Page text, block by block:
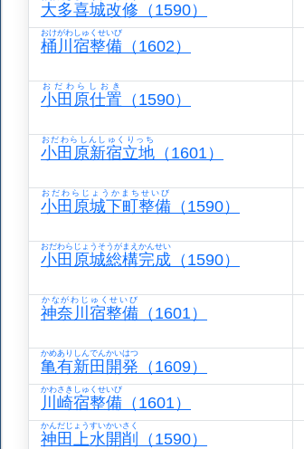
大多喜城改修 （1590）
桶川宿整備
おけがわしゅくせいび
（1602）
小田原仕置
おだわらしおき
（1590）
小田原新宿立地
おだわらしんしゅくりっち
（1601）
小田原城下町整備
おだわらじょうかまちせいび
（1590）
小田原城総構完成
おだわらじょうそうがまえかんせい
（1590）
神奈川宿整備
かながわじゅくせいび
（1601）
亀有新田開発
かめありしんでんかいはつ
（1609）
川崎宿整備
かわさきしゅくせいび
（1601）
神田上水開削
かんだじょうすいかいさく
（1590）